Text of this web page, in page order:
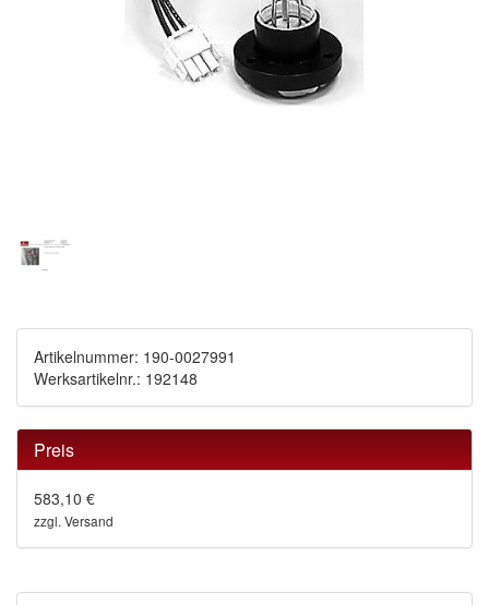
Artikelnummer: 190-0027991
Werksartikelnr.: 192148
Preis
583,10 €
zzgl. Versand